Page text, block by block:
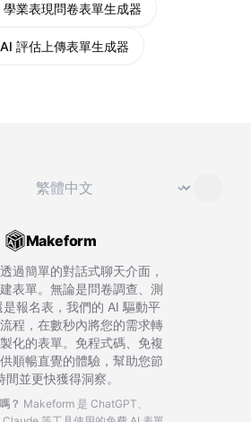
業表現問卷表單生成器
評估上傳表單生成器
切換語言 ⌄
Makeform
過簡單的對話式聊天介面，
表單。無論是問卷調查、測
報名表，我們的 AI 驅動平
程，在數秒內將您的需求轉
化的表單。免程式碼、免複
順暢直覺的體驗，幫助您節
間並更快獲得洞察。
？ Makeform 是 ChatGPT、